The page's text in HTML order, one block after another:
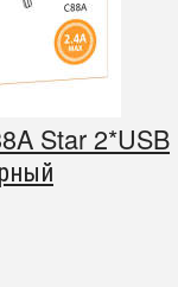
Star 2*USB